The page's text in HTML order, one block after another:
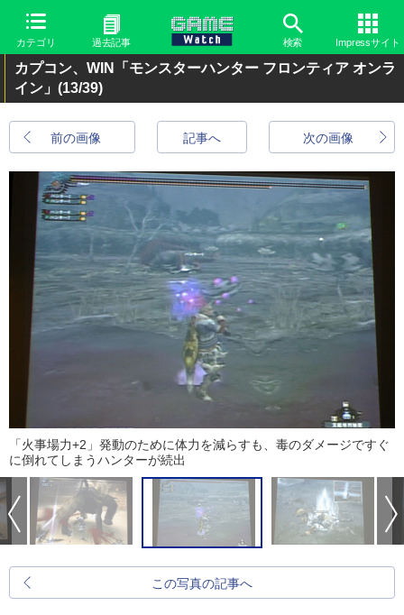
カテゴリ 過去記事 検索 Impressサイト
カプコン、WIN「モンスターハンター フロンティア オンラ
イン」 (13/39)
前の画像 次の画像
記事へ
「火事場力+2」発動のために体力を減らすも、毒のダメージですぐ
に倒れてしまうハンターが続出
この写真の記事へ